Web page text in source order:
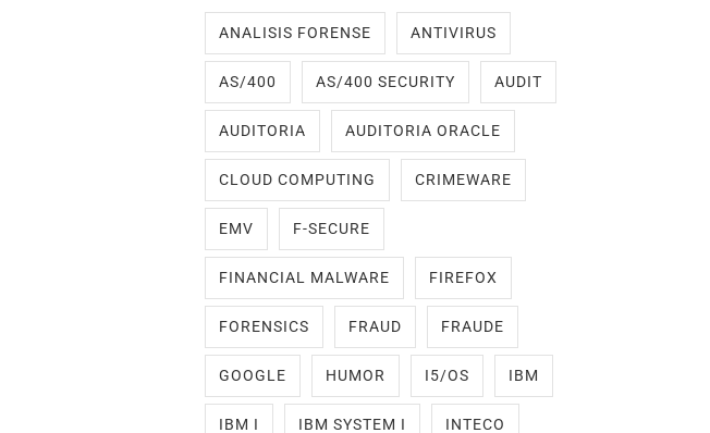
ANALISIS FORENSE ANTIVIRUS
AS/400 AS/400 SECURITY AUDIT
AUDITORIA AUDITORIA ORACLE
CLOUD COMPUTING CRIMEWARE
EMV F-SECURE
FINANCIAL MALWARE FIREFOX
FORENSICS FRAUD FRAUDE
GOOGLE HUMOR I5/OS IBM
IBM I IBM SYSTEM I INTECO